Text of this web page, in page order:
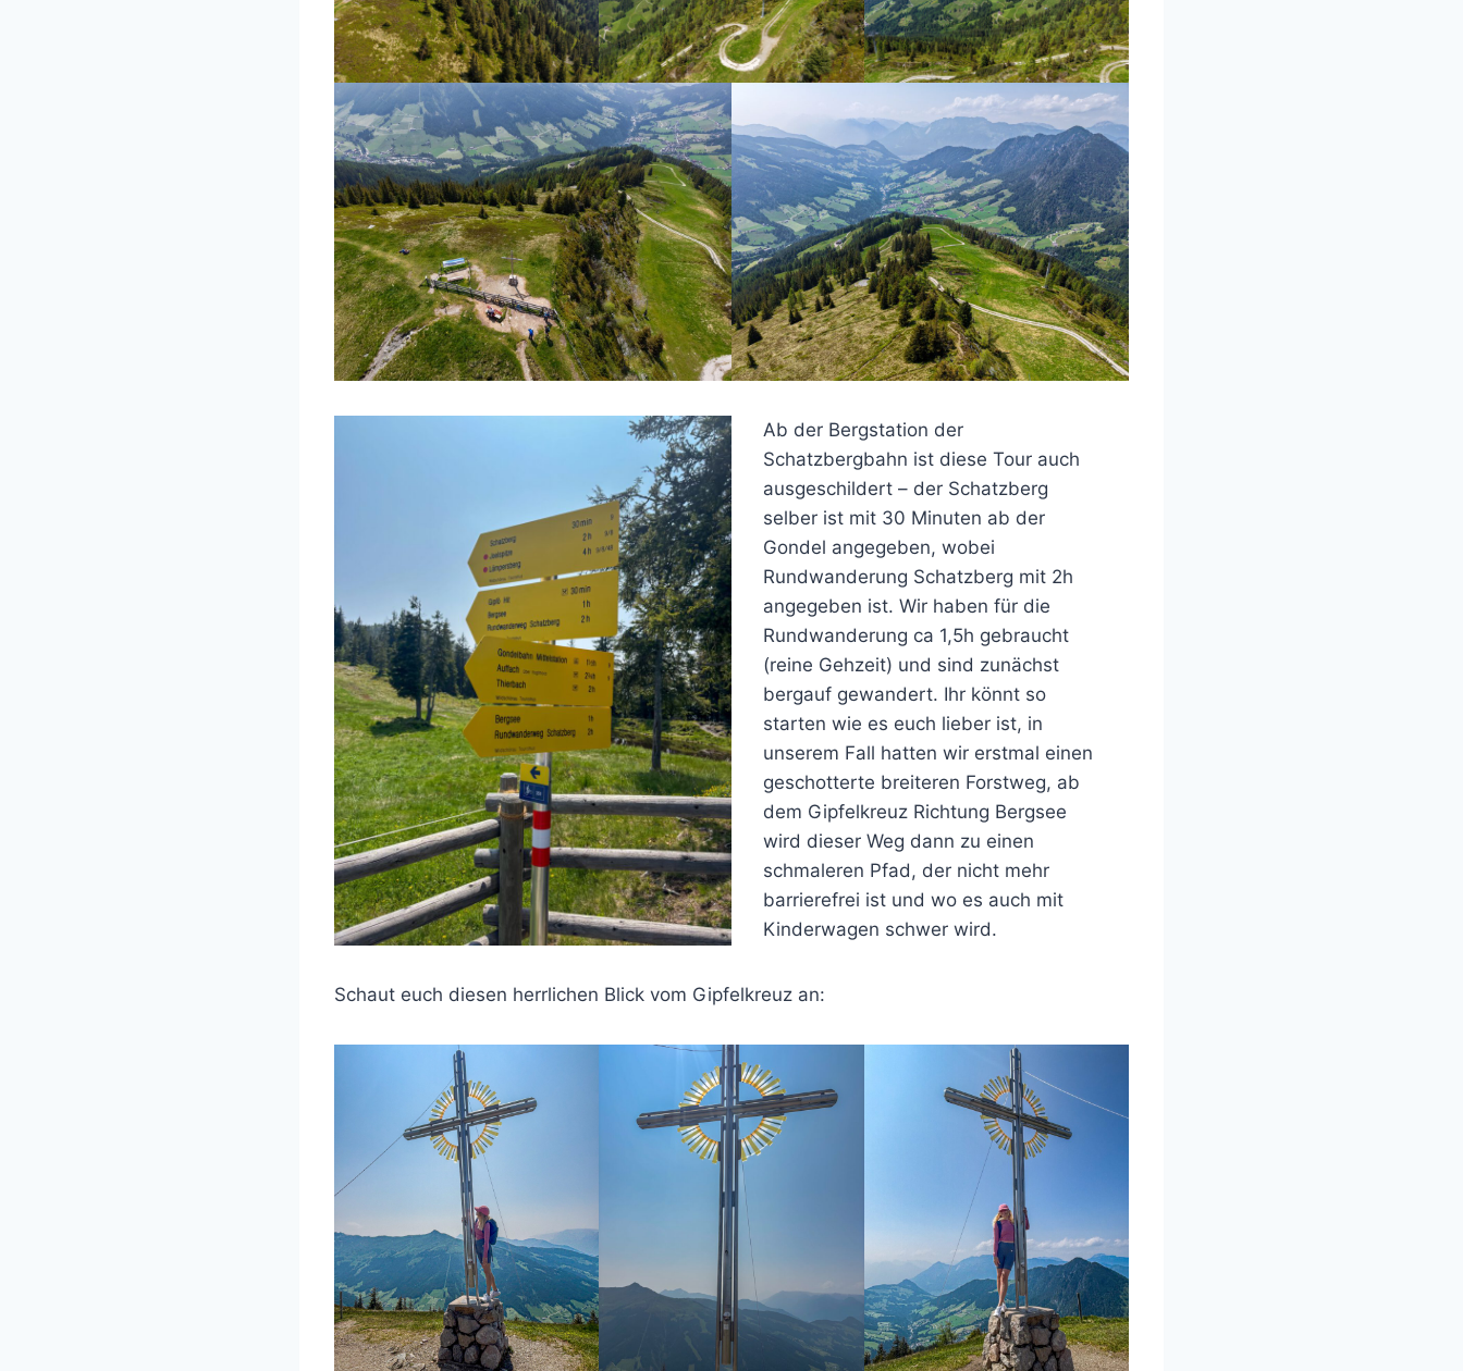
Ab der Bergstation der
Schatzbergbahn ist diese Tour auch
ausgeschildert – der Schatzberg
selber ist mit 30 Minuten ab der
Gondel angegeben, wobei
Rundwanderung Schatzberg mit 2h
angegeben ist. Wir haben für die
Rundwanderung ca 1,5h gebraucht
(reine Gehzeit) und sind zunächst
bergauf gewandert. Ihr könnt so
starten wie es euch lieber ist, in
unserem Fall hatten wir erstmal einen
geschotterte breiteren Forstweg, ab
dem Gipfelkreuz Richtung Bergsee
wird dieser Weg dann zu einen
schmaleren Pfad, der nicht mehr
barrierefrei ist und wo es auch mit
Kinderwagen schwer wird.
Schaut euch diesen herrlichen Blick vom Gipfelkreuz an: